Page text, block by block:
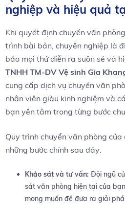
nghiệp và hiệu​ quả
Khi quyết ⁤định chuyển văn
trình bài bản, chuyên nghiệp là
⁢bảo mọi thứ diễn‍ ra suôn sẻ và
TNHH⁢ TM-DV Vệ sinh Gia
cung cấp ⁣dịch ‍vụ chuyển văn
nhân ⁢viên giàu⁣ kinh nghiệm và⁢
bạn yên tâm trong từng bước
Quy ⁤trình chuyển văn phòng
những bước chính ​sau đây:
Khảo sát và tư vấn: Đội ngũ
sát văn phòng hiện tại của
mong muốn⁤ để đưa ra giải